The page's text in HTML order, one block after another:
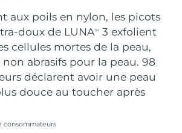
aux poils en nylon, les picots
doux de LUNATM
3 exfolient
cellules mortes de la peau,
abrasifs pour la peau. 98
déclarent avoir une peau
douce au toucher après
consommateurs